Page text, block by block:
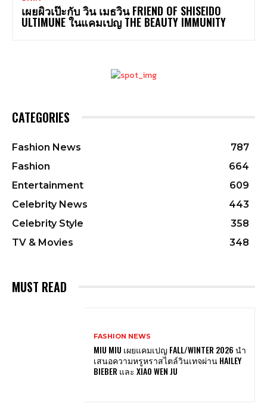
เผยผิวเป๊ะกับ วิน เมธวิน FRIEND OF SHISEIDO
ULTIMUNE ในแคมเปญ THE BEAUTY IMMUNITY
CATEGORIES
Fashion News
787
Fashion
664
Entertainment
609
Celebrity News
443
Celebrity Style
358
TV & Movies
348
MUST READ
FASHION NEWS
MIU MIU เผยแคมเปญ FALL/WINTER 2026 นำ
เสนอความหรูหราสไตล์วินเทจผ่าน HAILEY
BIEBER และ XIAO WEN JU